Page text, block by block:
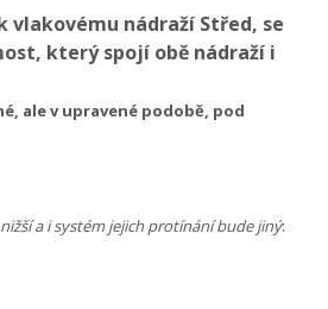
vlakovému nádraží Střed, se
který spojí obě nádraží i
ale v upravené podobě, pod
a i systém jejich protínání bude jiný: